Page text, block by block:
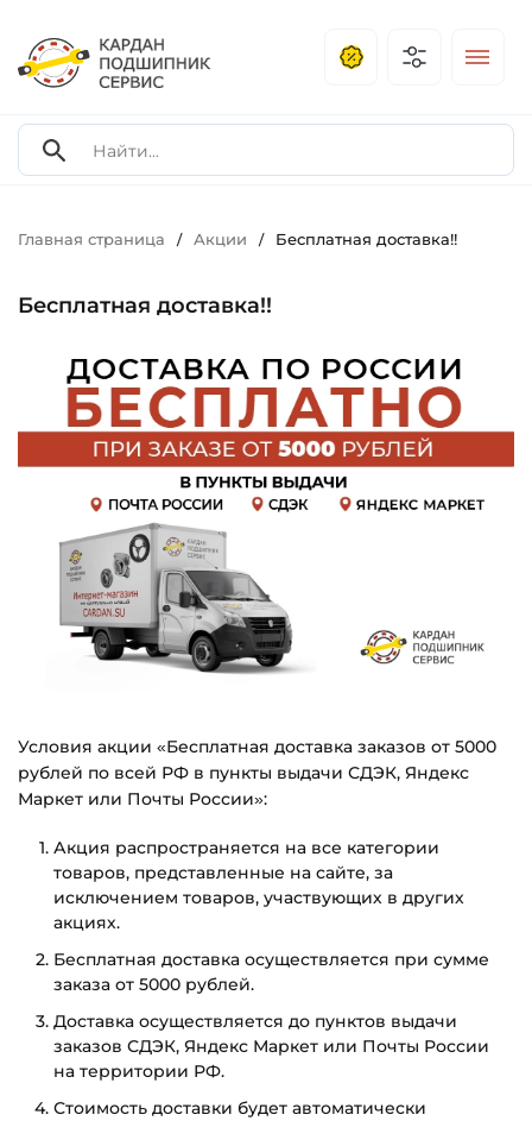
Главная страница / Акции / Бесплатная доставка!!
Бесплатная доставка!!
Условия акции «Бесплатная доставка заказов от 5000
рублей по всей РФ в пункты выдачи СДЭК, Яндекс
Маркет или Почты России»:
Акция распространяется на все категории
товаров, представленные на сайте, за
исключением товаров, участвующих в других
акциях.
Бесплатная доставка осуществляется при сумме
заказа от 5000 рублей.
Доставка осуществляется до пунктов выдачи
заказов СДЭК, Яндекс Маркет или Почты России
на территории РФ.
Стоимость доставки будет автоматически